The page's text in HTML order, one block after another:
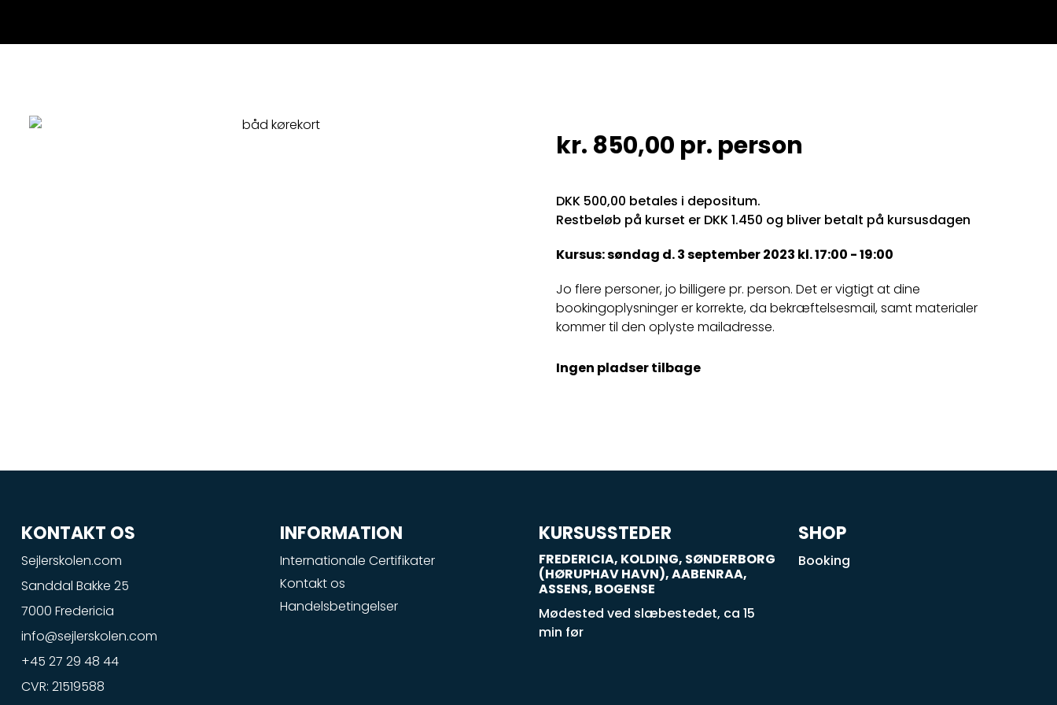
kr. 850,00 pr. person
DKK 500,00 betales i depositum.
Restbeløb på kurset er DKK 1.450 og bliver betalt på kursusdagen
Kursus: søndag d. 3 september 2023 kl. 17:00 - 19:00
Jo flere personer, jo billigere pr. person. Det er vigtigt at dine
bookingoplysninger er korrekte, da bekræftelsesmail, samt materialer
kommer til den oplyste mailadresse.
Ingen pladser tilbage
KONTAKT OS
Sejlerskolen.com
Sanddal Bakke 25
7000 Fredericia
info@sejlerskolen.com
+45 27 29 48 44
CVR: 21519588
INFORMATION
Internationale Certifikater
Kontakt os
Handelsbetingelser
KURSUSSTEDER
FREDERICIA, KOLDING, SØNDERBORG
(HØRUPHAV HAVN), AABENRAA,
ASSENS, BOGENSE
Mødested ved slæbestedet, ca 15
min før
SHOP
Booking